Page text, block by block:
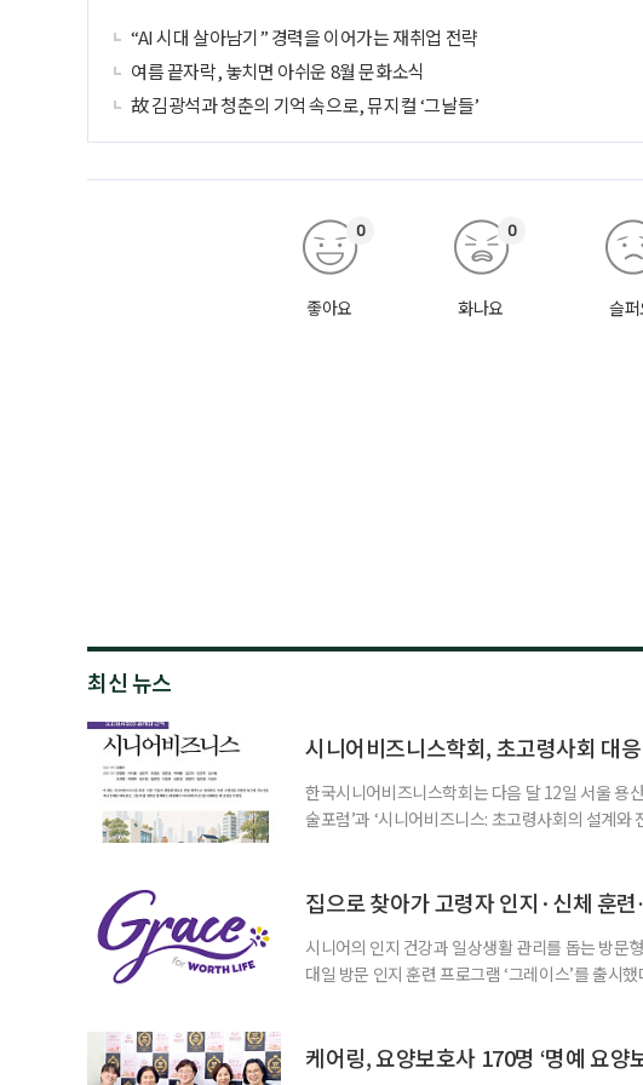
“AI 시대 살아남기” 경력을 이어가는 재취업 전략
여름 끝자락, 놓치면 아쉬운 8월 문화소식
故 김광석과 청춘의 기억 속으로, 뮤지컬 ‘그날들’
좋아요
0
화나요
0
슬
최신 뉴스
시니어비즈니스학회, 초고령사회 대
한국시니어비즈니스학회는 다음 달 12일 서울 용
술포럼’과 ‘시니어비즈니스: 초고령사회의 설계
계하다’를 주제로 기조강연을 한다. 이어 공동저자
집으로 찾아가 고령자 인지·신체 훈
시니어의 인지 건강과 일상생활 관리를 돕는 방문
대일 방문 인지 훈련 프로그램 ‘그레이스’를 출시
사용하는 자체 개발 워크북이 활용된다. 문제는 기
케어링, 요양보호사 170명 ‘명예 요양